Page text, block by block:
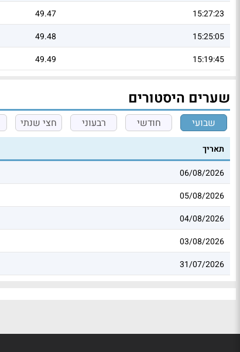
15:27:23
49.47
15:25:05
49.48
15:19:45
49.49
שערים היסטורים
שבועי חודשי רבעוני חצי שנתי
תאריך
06/08/2026
05/08/2026
04/08/2026
03/08/2026
31/07/2026